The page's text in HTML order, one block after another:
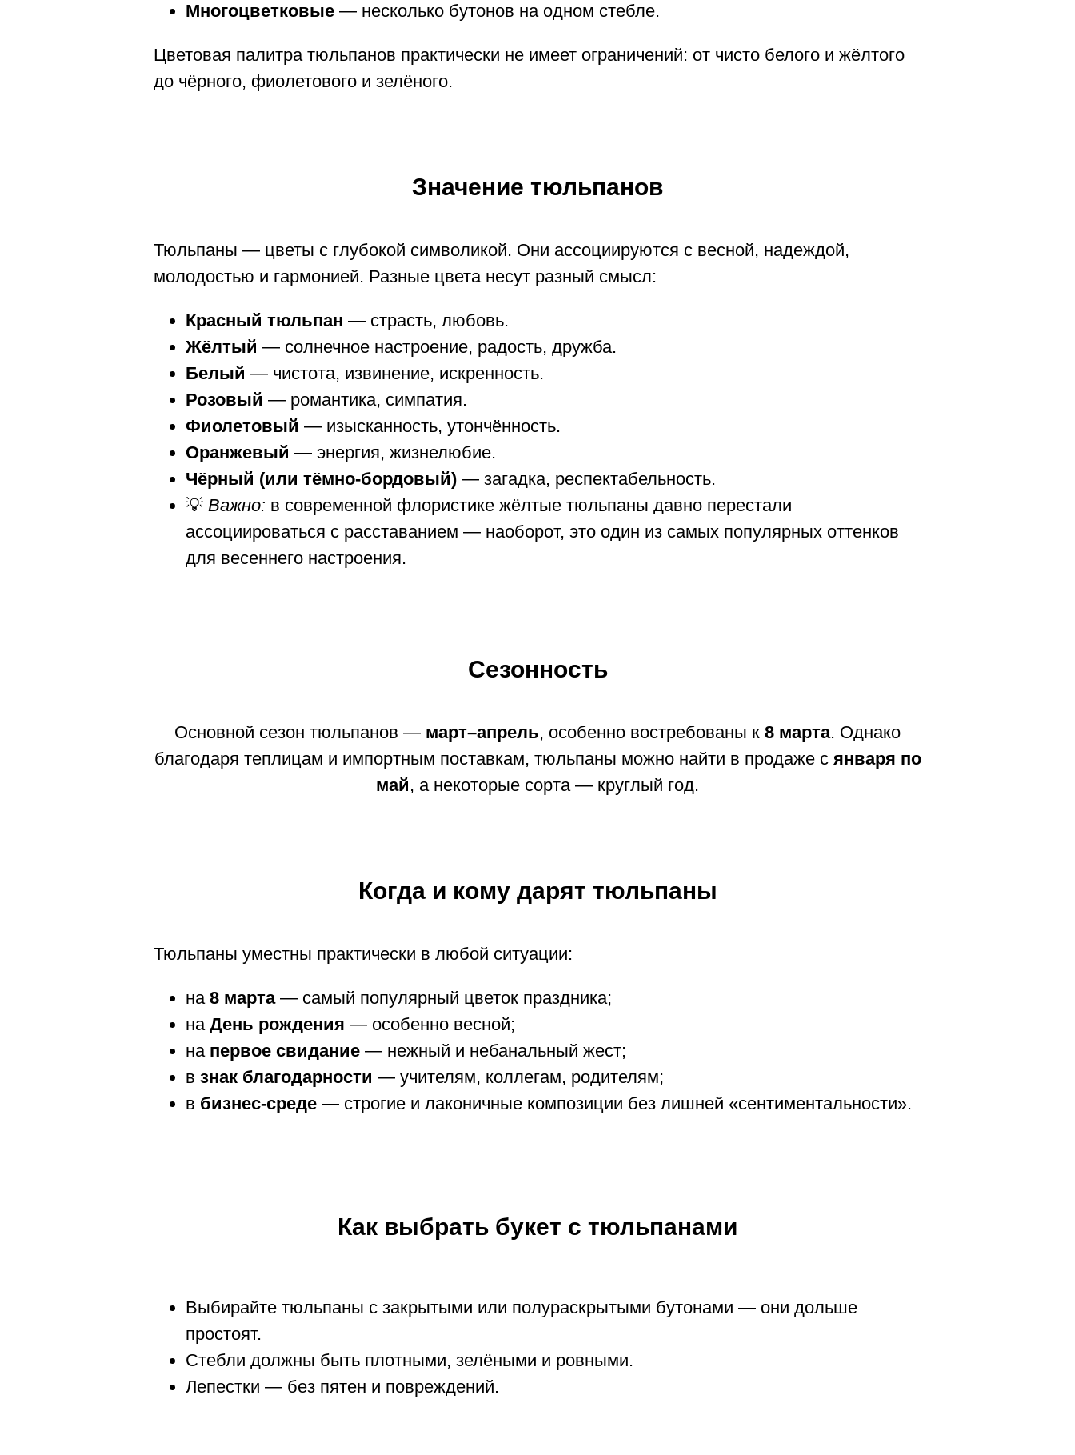
Многоцветковые — несколько бутонов на одном стебле.
Цветовая палитра тюльпанов практически не имеет ограничений: от чисто белого и жёлтого
до чёрного, фиолетового и зелёного.
Значение тюльпанов
Тюльпаны — цветы с глубокой символикой. Они ассоциируются с весной, надеждой,
молодостью и гармонией. Разные цвета несут разный смысл:
Красный тюльпан — страсть, любовь.
Жёлтый — солнечное настроение, радость, дружба.
Белый — чистота, извинение, искренность.
Розовый — романтика, симпатия.
Фиолетовый — изысканность, утончённость.
Оранжевый — энергия, жизнелюбие.
Чёрный (или тёмно-бордовый) — загадка, респектабельность.
💡 Важно: в современной флористике жёлтые тюльпаны давно перестали
ассоциироваться с расставанием — наоборот, это один из самых популярных оттенков
для весеннего настроения.
Сезонность
Основной сезон тюльпанов — март–апрель, особенно востребованы к 8 марта. Однако
благодаря теплицам и импортным поставкам, тюльпаны можно найти в продаже с января по
май, а некоторые сорта — круглый год.
Когда и кому дарят тюльпаны
Тюльпаны уместны практически в любой ситуации:
на 8 марта— самый популярный цветок праздника;
на День рождения — особенно весной;
на первое свидание — нежный и небанальный жест;
в знак благодарности — учителям, коллегам, родителям;
в бизнес-среде — строгие и лаконичные композиции без лишней «сентиментальности».
Как выбрать букет с тюльпанами
Выбирайте тюльпаны с закрытыми или полураскрытыми бутонами — они дольше
простоят.
Стебли должны быть плотными, зелёными и ровными.
Лепестки — без пятен и повреждений.